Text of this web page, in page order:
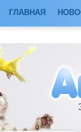
ГЛАВНАЯ